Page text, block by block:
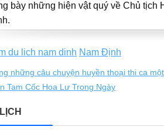
bày những hiện vật quý về Chủ
du lich nam dinh Nam Định
những câu chuyện huyền thoại thi ca
Tam Cốc Hoa Lư Trong Ngày